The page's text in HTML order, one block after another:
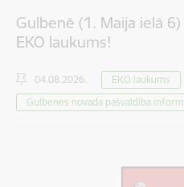
Gulbenē (1. Maija ielā
EKO laukums!
04.08.2026.
EKO laukums
Gulbenes novada pašvaldība